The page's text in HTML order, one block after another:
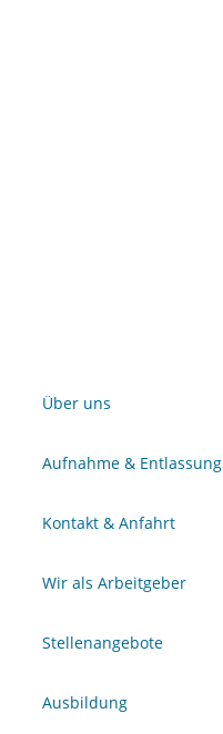
Über uns
Aufnahme & Entlassung
Kontakt & Anfahrt
Wir als Arbeitgeber
Stellenangebote
Ausbildung